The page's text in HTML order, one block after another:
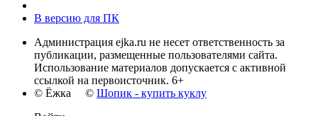
В версию для ПК
Администрация ejka.ru не несет ответственность за
публикации, размещенные пользователями сайта.
Использование материалов допускается с активной
ссылкой на первоисточник. 6+
© Ёжка © Шопик - купить куклу